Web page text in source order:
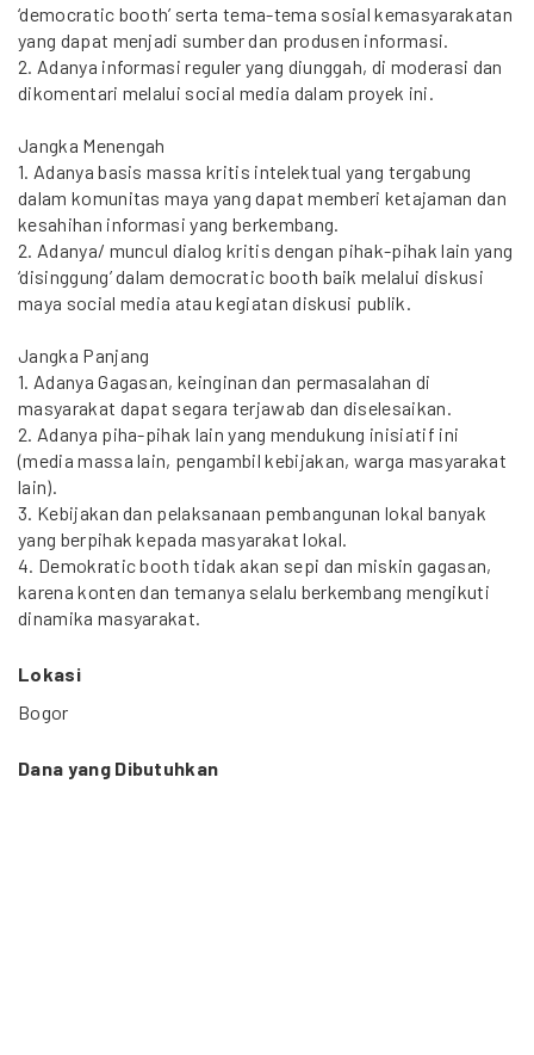
‘democratic booth’ serta tema-tema sosial kemasyarakatan
yang dapat menjadi sumber dan produsen informasi.
2. Adanya informasi reguler yang diunggah, di moderasi dan
dikomentari melalui social media dalam proyek ini.
Jangka Menengah
1. Adanya basis massa kritis intelektual yang tergabung
dalam komunitas maya yang dapat memberi ketajaman dan
kesahihan informasi yang berkembang.
2. Adanya/ muncul dialog kritis dengan pihak-pihak lain yang
‘disinggung’ dalam democratic booth baik melalui diskusi
maya social media atau kegiatan diskusi publik.
Jangka Panjang
1. Adanya Gagasan, keinginan dan permasalahan di
masyarakat dapat segara terjawab dan diselesaikan.
2. Adanya piha-pihak lain yang mendukung inisiatif ini
(media massa lain, pengambil kebijakan, warga masyarakat
lain).
3. Kebijakan dan pelaksanaan pembangunan lokal banyak
yang berpihak kepada masyarakat lokal.
4. Demokratic booth tidak akan sepi dan miskin gagasan,
karena konten dan temanya selalu berkembang mengikuti
dinamika masyarakat.
Lokasi
Bogor
Dana yang Dibutuhkan